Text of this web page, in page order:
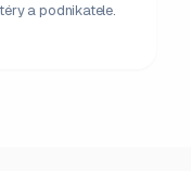
a podnikatele.